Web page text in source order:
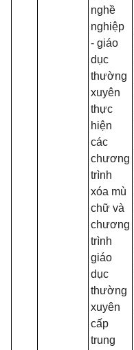
nghề
nghiệp
- giáo
dục
thường
xuyên
thực
hiện
các
chương
trình
xóa mù
chữ và
chương
trình
giáo
dục
thường
xuyên
cấp
trung